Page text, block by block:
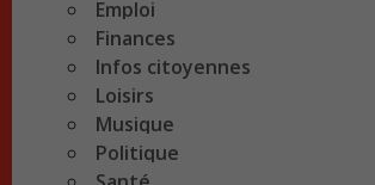
Emploi
Finances
Infos citoyennes
Loisirs
Musique
Politique